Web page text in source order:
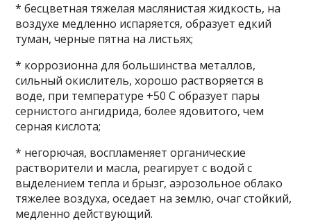
* бесцветная тяжелая маслянистая жидкость, на
воздухе медленно испаряется, образует едкий
туман, черные пятна на листьях;
* коррозионна для большинства металлов,
сильный окислитель, хорошо растворяется в
воде, при температуре +50 С образует пары
сернистого ангидрида, более ядовитого, чем
серная кислота;
* негорючая, воспламеняет органические
растворители и масла, реагирует с водой с
выделением тепла и брызг, аэрозольное облако
тяжелее воздуха, оседает на землю, очаг стойкий,
медленно действующий.